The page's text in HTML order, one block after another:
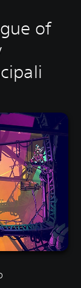
of